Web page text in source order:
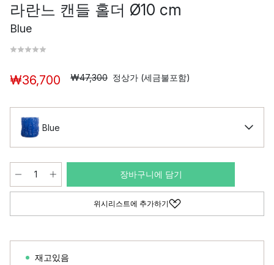
라란느 캔들 홀더 Ø10 cm
Blue
₩36,700 ₩47,300 정상가 (세금불포함)
Blue
장바구니에 담기
위시리스트에 추가하기
재고있음